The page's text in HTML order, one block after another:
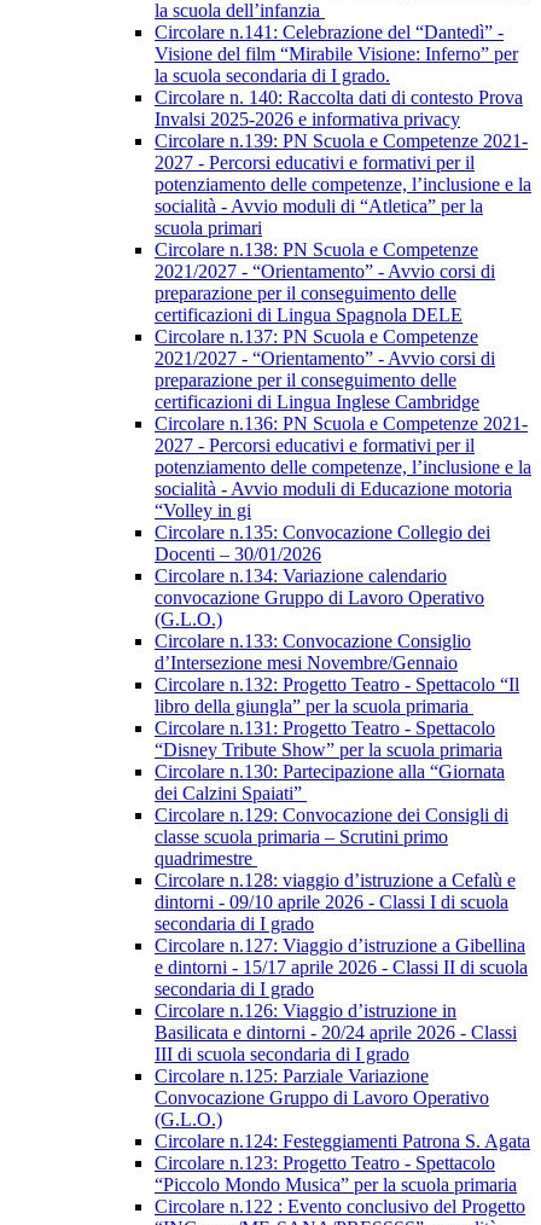
la scuola dell’infanzia
Circolare n.141: Celebrazione del “Dantedì” -
Visione del film “Mirabile Visione: Inferno” per
la scuola secondaria di I grado.
Circolare n. 140: Raccolta dati di contesto Prova
Invalsi 2025-2026 e informativa privacy
Circolare n.139: PN Scuola e Competenze 2021-
2027 - Percorsi educativi e formativi per il
potenziamento delle competenze, l’inclusione e la
socialità - Avvio moduli di “Atletica” per la
scuola primari
Circolare n.138: PN Scuola e Competenze
2021/2027 - “Orientamento” - Avvio corsi di
preparazione per il conseguimento delle
certificazioni di Lingua Spagnola DELE
Circolare n.137: PN Scuola e Competenze
2021/2027 - “Orientamento” - Avvio corsi di
preparazione per il conseguimento delle
certificazioni di Lingua Inglese Cambridge
Circolare n.136: PN Scuola e Competenze 2021-
2027 - Percorsi educativi e formativi per il
potenziamento delle competenze, l’inclusione e la
socialità - Avvio moduli di Educazione motoria
“Volley in gi
Circolare n.135: Convocazione Collegio dei
Docenti – 30/01/2026
Circolare n.134: Variazione calendario
convocazione Gruppo di Lavoro Operativo
(G.L.O.)
Circolare n.133: Convocazione Consiglio
d’Intersezione mesi Novembre/Gennaio
Circolare n.132: Progetto Teatro - Spettacolo “Il
libro della giungla” per la scuola primaria
Circolare n.131: Progetto Teatro - Spettacolo
“Disney Tribute Show” per la scuola primaria
Circolare n.130: Partecipazione alla “Giornata
dei Calzini Spaiati”
Circolare n.129: Convocazione dei Consigli di
classe scuola primaria – Scrutini primo
quadrimestre
Circolare n.128: viaggio d’istruzione a Cefalù e
dintorni - 09/10 aprile 2026 - Classi I di scuola
secondaria di I grado
Circolare n.127: Viaggio d’istruzione a Gibellina
e dintorni - 15/17 aprile 2026 - Classi II di scuola
secondaria di I grado
Circolare n.126: Viaggio d’istruzione in
Basilicata e dintorni - 20/24 aprile 2026 - Classi
III di scuola secondaria di I grado
Circolare n.125: Parziale Variazione
Convocazione Gruppo di Lavoro Operativo
(G.L.O.)
Circolare n.124: Festeggiamenti Patrona S. Agata
Circolare n.123: Progetto Teatro - Spettacolo
“Piccolo Mondo Musica” per la scuola primaria
Circolare n.122 : Evento conclusivo del Progetto